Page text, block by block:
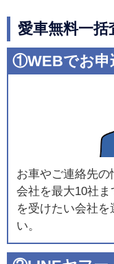
愛車無料一
①WEBでお申
お車やご連絡先
会社を最大10社
を受けたい会社
い。